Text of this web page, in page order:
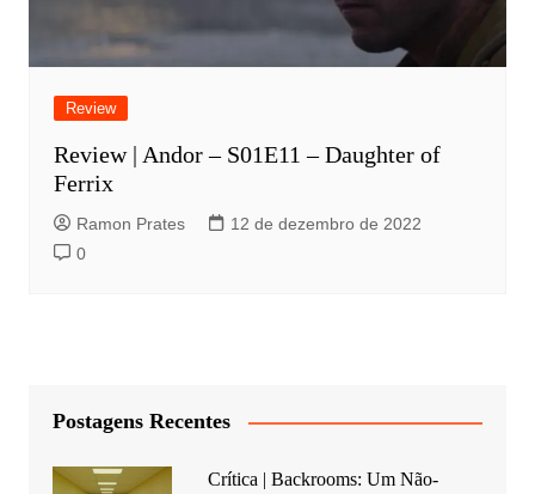
Review
Review | Andor – S01E11 – Daughter of
Ferrix
Ramon Prates
12 de dezembro de 2022
0
Postagens Recentes
Crítica | Backrooms: Um Não-